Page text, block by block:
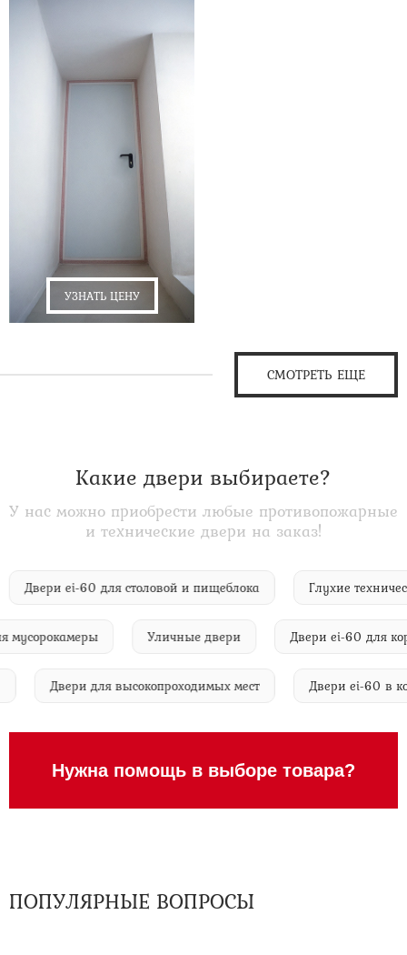
УЗНАТЬ ЦЕНУ
СМОТРЕТЬ ЕЩЕ
Какие двери выбираете?
У нас можно приобрести любые противопожарные
и технические двери на заказ!
Двери ei-60 для столовой и пищеблока Глухие
Уличные двери Двери ei-60 для
Двери для высокопроходимых мест Двери ei-
Нужна помощь в выборе товара?
ПОПУЛЯРНЫЕ ВОПРОСЫ